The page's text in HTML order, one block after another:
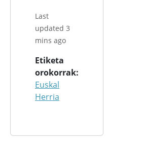
Last
updated 3
mins ago
Etiketa
orokorrak
Euskal
Herria